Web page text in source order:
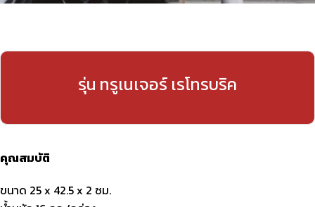
รุ่น ทรูเนเจอร์ เรโทรบริค
คุณสมบัติ
ขนาด 25 x 42.5 x 2 ซม.